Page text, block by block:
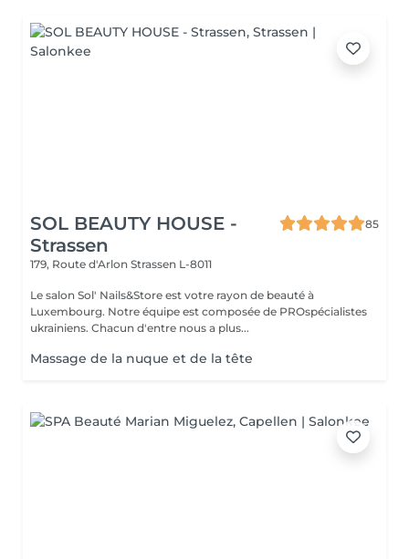
SOL BEAUTY HOUSE -
Strassen
85
179, Route d'Arlon Strassen L-8011
Le salon Sol' Nails&Store est votre rayon de beauté à
Luxembourg. Notre équipe est composée de PROspécialistes
ukrainiens. Chacun d'entre nous a plus...
Massage de la nuque et de la tête